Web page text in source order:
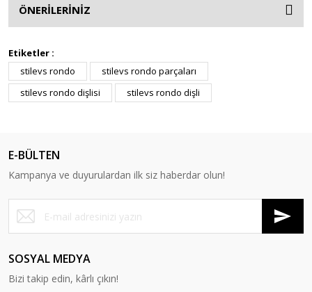
ÖNERİLERİNİZ
Etiketler :
stilevs rondo
stilevs rondo parçaları
stilevs rondo dişlisi
stilevs rondo dişli
E-BÜLTEN
Kampanya ve duyurulardan ilk siz haberdar olun!
SOSYAL MEDYA
Bizi takip edin, kârlı çıkın!